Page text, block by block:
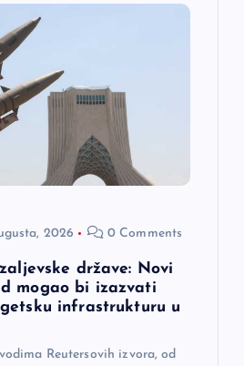
2026 0 Comments
države: Novi
mogao bi izazvati
infrastrukturu u
Reutersovih izvora, od